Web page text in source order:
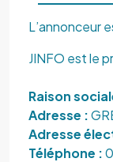
L’annonceur
JINFO est le
Raison
Adresse :
Adresse
Téléphone :